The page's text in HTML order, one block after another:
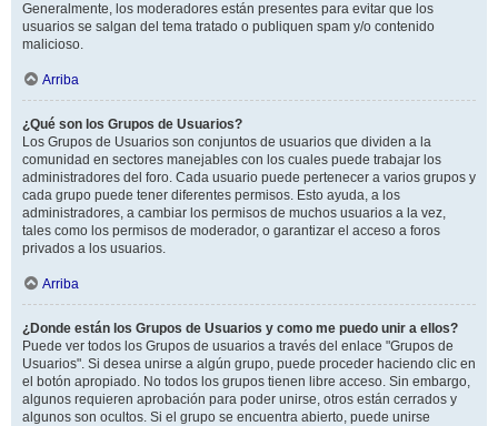
Generalmente, los moderadores están presentes para evitar que los
usuarios se salgan del tema tratado o publiquen spam y/o contenido
malicioso.
Arriba
¿Qué son los Grupos de Usuarios?
Los Grupos de Usuarios son conjuntos de usuarios que dividen a la
comunidad en sectores manejables con los cuales puede trabajar los
administradores del foro. Cada usuario puede pertenecer a varios grupos y
cada grupo puede tener diferentes permisos. Esto ayuda, a los
administradores, a cambiar los permisos de muchos usuarios a la vez,
tales como los permisos de moderador, o garantizar el acceso a foros
privados a los usuarios.
Arriba
¿Donde están los Grupos de Usuarios y como me puedo unir a ellos?
Puede ver todos los Grupos de usuarios a través del enlace "Grupos de
Usuarios". Si desea unirse a algún grupo, puede proceder haciendo clic en
el botón apropiado. No todos los grupos tienen libre acceso. Sin embargo,
algunos requieren aprobación para poder unirse, otros están cerrados y
algunos son ocultos. Si el grupo se encuentra abierto, puede unirse